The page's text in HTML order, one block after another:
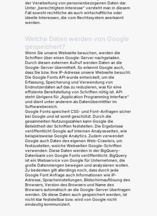
der Verarbeitung von personenbezogenen Daten dar.
Unter „berechtigtem Interesse“ versteht man in diesem
Fall sowohl rechtliche als auch wirtschaftliche oder
ideelle Interessen, die vom Rechtssystem anerkannt
werden.
Welche Daten werden von Google
gespeichert?
Wenn Sie unsere Webseite besuchen, werden die
Schriften über einen Google-Server nachgeladen.
Durch diesen externen Aufruf werden Daten an die
Google-Server übermittelt. So erkennt Google auch,
dass Sie bzw. Ihre IP-Adresse unsere Webseite besucht.
Die Google Fonts API wurde entwickelt, um die
Erfassung, Speicherung und Verwendung von
Endnutzerdaten auf das zu reduzieren, was für eine
effiziente Bereitstellung von Schriften nötig ist. API
steht übrigens für „Application Programming Interface“
und dient unter anderem als Datenübermittler im
Softwarebereich.
Google Fonts speichert CSS- und Font-Anfragen sicher
bei Google und ist somit geschützt. Durch die
gesammelten Nutzungszahlen kann Google die
Beliebtheit der Schriften feststellen. Die Ergebnisse
veröffentlicht Google auf internen Analyseseiten, wie
beispielsweise Google Analytics. Zudem verwendet
Google auch Daten des eigenen Web-Crawlers, um
festzustellen, welche Webseiten Google-Schriften
verwenden. Diese Daten werden in der BigQuery-
Datenbank von Google Fonts veröffentlicht. BigQuery
ist ein Webservice von Google für Unternehmen, die
große Datenmengen bewegen und analysieren wollen.
Zu bedenken gilt allerdings noch, dass durch jede
Google Font Anfrage auch Informationen wie IP-
Adresse, Spracheinstellungen, Bildschirmauflösung des
Browsers, Version des Browsers und Name des
Browsers automatisch an die Google-Server übertragen
werden. Ob diese Daten auch gespeichert werden, ist
nicht klar feststellbar bzw. wird von Google nicht
eindeutig kommuniziert.